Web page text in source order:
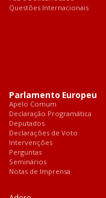
Questões Internacionais
Parlamento Europeu
Apelo Comum
Declaração Programática
Deputados
Declarações de Voto
Intervenções
Perguntas
Seminários
Notas de Imprensa